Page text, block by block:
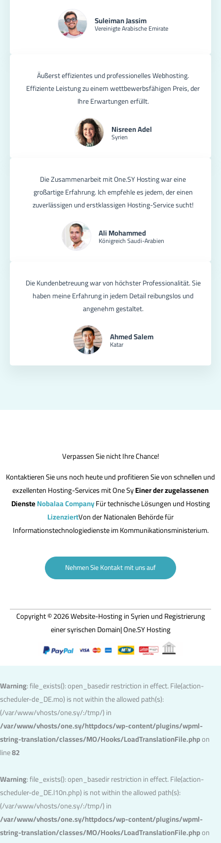
Suleiman Jassim
Vereinigte Arabische Emirate
Äußerst effizientes und professionelles Webhosting.
Effiziente Leistung zu einem wettbewerbsfähigen Preis, der
Ihre Erwartungen erfüllt.
Nisreen Adel
Syrien
Die Zusammenarbeit mit One.SY Hosting war eine
großartige Erfahrung. Ich empfehle es jedem, der einen
zuverlässigen und erstklassigen Hosting-Service sucht!
Ali Mohammed
Königreich Saudi-Arabien
Die Kundenbetreuung war von höchster Professionalität. Sie
haben meine Erfahrung in jedem Detail reibungslos und
angenehm gestaltet.
Ahmed Salem
Katar
Verpassen Sie nicht Ihre Chance!
Kontaktieren Sie uns noch heute und profitieren Sie von schnellen und
exzellenten Hosting-Services mit One SyEiner der zugelassenen
DiensteNobalaa CompanyFür technische Lösungen und Hosting
LizenziertVon der Nationalen Behörde für
Informationstechnologiedienste im Kommunikationsministerium.
Nehmen Sie Kontakt mit uns auf
Copyright © 2026 Website-Hosting in Syrien und Registrierung
einer syrischen Domain| One.SY Hosting
Warning: file_exists(): open_basedir restriction in effect. File(action-
scheduler-de_DE.mo) is not within the allowed path(s):
(/var/www/vhosts/one.sy/:/tmp/) in
/var/www/vhosts/one.sy/httpdocs/wp-content/plugins/wpml-
string-translation/classes/MO/Hooks/LoadTranslationFile.phpon
line82
Warning: file_exists(): open_basedir restriction in effect. File(action-
scheduler-de_DE.l10n.php) is not within the allowed path(s):
(/var/www/vhosts/one.sy/:/tmp/) in
/var/www/vhosts/one.sy/httpdocs/wp-content/plugins/wpml-
string-translation/classes/MO/Hooks/LoadTranslationFile.phpon